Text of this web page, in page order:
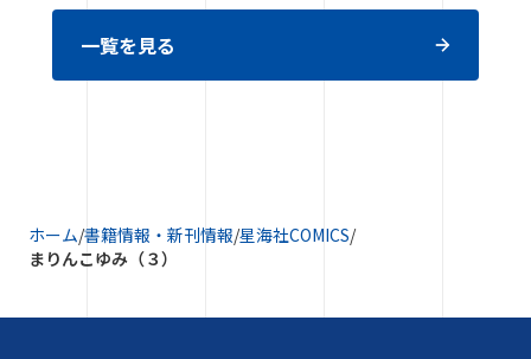
一覧を見る
ホーム/書籍情報・新刊情報/星海社COMICS/
まりんこゆみ（３）